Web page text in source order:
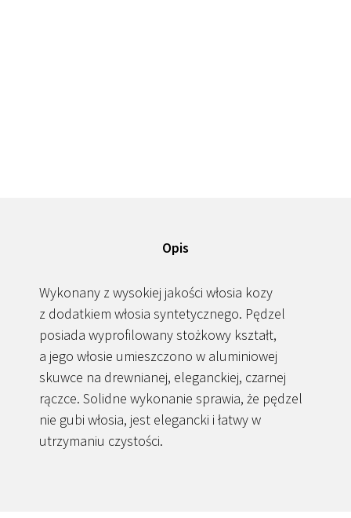
Opis
Wykonany z wysokiej jakości włosia kozy
z dodatkiem włosia syntetycznego. Pędzel
posiada wyprofilowany stożkowy kształt,
a jego włosie umieszczono w aluminiowej
skuwce na drewnianej, eleganckiej, czarnej
rączce. Solidne wykonanie sprawia, że pędzel
nie gubi włosia, jest elegancki i łatwy w
utrzymaniu czystości.